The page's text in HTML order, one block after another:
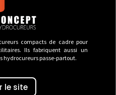
compacts de cadre pour
Ils fabriquent aussi un
hydrocureurs passe-partout.
le site